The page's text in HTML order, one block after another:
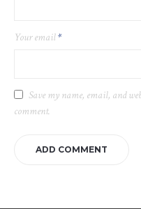
Your email*
Save my name, email, and
comment.